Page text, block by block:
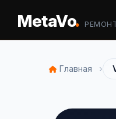
MetaVo.
Главная ›